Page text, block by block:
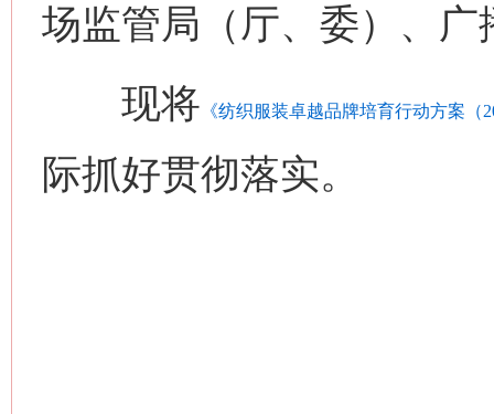
场监管局（厅、委）、
现将 《纺织服装卓越品牌培育行动方案（
际抓好贯彻落实。